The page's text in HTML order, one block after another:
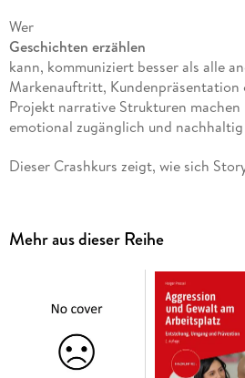
Wer
Geschichten erzählen
kann, kommuniziert besser als alle
Markenauftritt, Kundenpräsentation
Projekt narrative Strukturen
emotional zugänglich und
Dieser Crashkurs zeigt, wie sich
erprobte Kreativmethoden begleiten
der ersten Idee bis zur fertigen
Das sind die Inhalte:
Narrative Strukturmodelle:
Drei-Akte-Struktur, Midpoint und
Mehr aus dieser Reihe